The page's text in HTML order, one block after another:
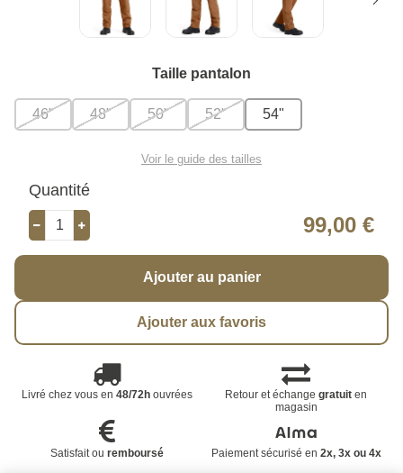
Taille pantalon
46" 48" 50" 52" 54"
Voir le guide des tailles
Quantité
99,00 €
Ajouter au panier
Ajouter aux favoris
Livré chez vous en 48/72houvrées Retour et échangegratuit en
magasin
Satisfait ou remboursé Paiement sécurisé en 2x, 3x ou 4x